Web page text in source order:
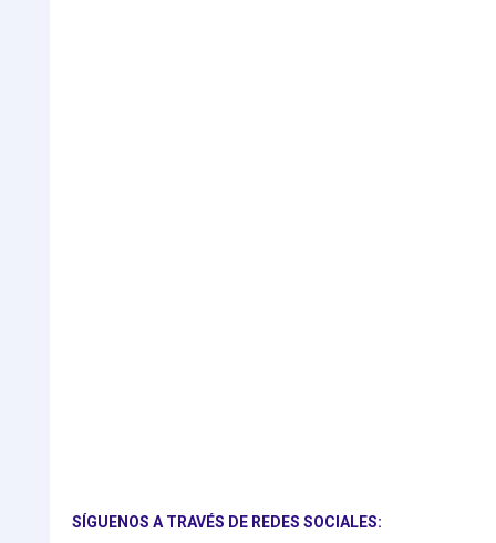
SÍGUENOS A TRAVÉS DE REDES SOCIALES: